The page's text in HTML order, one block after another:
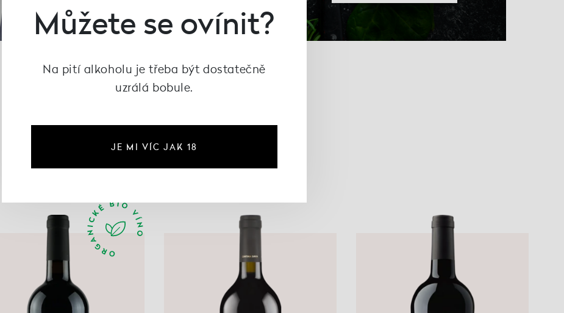
Naše Primitiva
Můžete se ovínit?
Na pití alkoholu je třeba být dostatečně
uzrálá bobule.
JE MI VÍC JAK 18